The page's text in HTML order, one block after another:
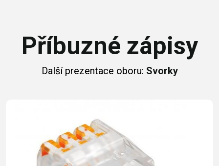
Příbuzné zápisy
Další prezentace oboru: Svorky